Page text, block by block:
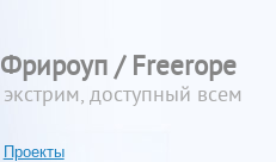
Фрироуп / Freerope
экстрим, доступный всем
Проекты